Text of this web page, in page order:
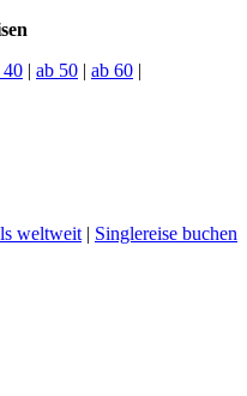
40 | ab 50 | ab 60 |
weltweit | Singlereise buchen